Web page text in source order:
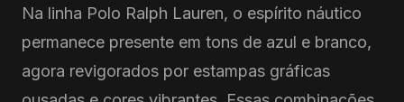
Na linha Polo Ralph Lauren, o espírito náutico
permanece presente em tons de azul e branco,
agora revigorados por estampas gráficas